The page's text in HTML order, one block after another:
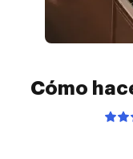
Cómo